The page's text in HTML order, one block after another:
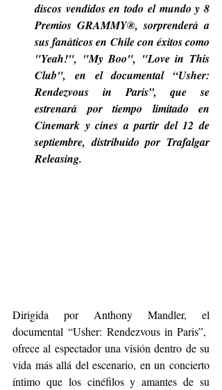
discos vendidos en todo el mundo y 8
Premios GRAMMY®, sorprenderá a
sus fanáticos en Chile con éxitos como
"Yeah!", "My Boo", "Love in This
Club", en el documental “Usher:
Rendezvous in Paris”, que se
estrenará por tiempo limitado en
Cinemark y cines a partir del 12 de
septiembre, distribuido por Trafalgar
Releasing.
Dirigida por Anthony Mandler, el
documental “Usher: Rendezvous in Paris”,
ofrece al espectador una visión dentro de su
vida más allá del escenario, en un concierto
íntimo que los cinéfilos y amantes de su